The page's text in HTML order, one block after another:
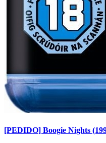
[PEDIDO] Boogie Nights